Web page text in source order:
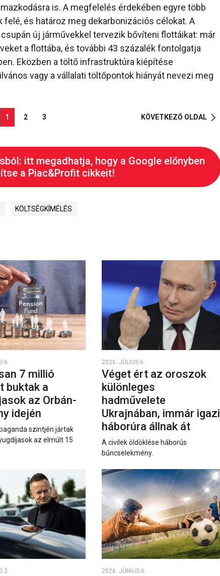
is. A megfelelés érdekében egyre több
és határoz meg dekarbonizációs célokat. A
új járművekkel tervezik bővíteni flottáikat: már
a flottába, és további 43 százalék fontolgatja
Eközben a töltő infrastruktúra kiépítése
vagy a vállalati töltőpontok hiányát nevezi meg
1 2 3 KÖVETKEZŐ OLDAL
itt megadhatja, hogy a Google előnyben
a Piac&Profit cikkeit!
KÖLTSÉGKÍMÉLÉS
6.
7 millió
buktak a
az Orbán-
idején
szintjén jártak
az elmúlt 15
2026. JÚLIUS 6.
Véget ért az oroszok
különleges
hadművelete
Ukrajnában, immár igazi
háborúra állnak át
A civilek öldöklése háborús
bűncselekmény.
2. 2026. JÚNIUS 6.